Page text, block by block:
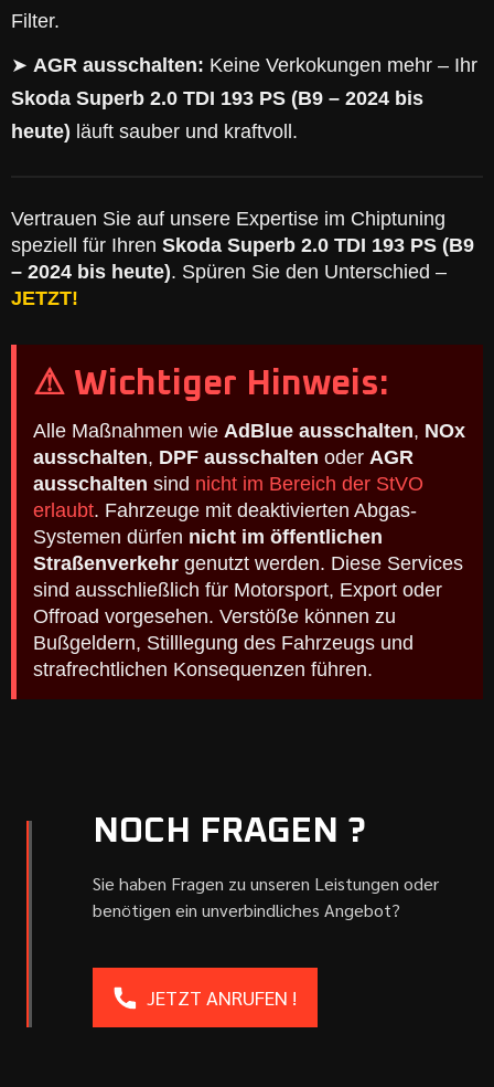
Filter.
➤ AGR ausschalten: Keine Verkokungen mehr – Ihr
Skoda Superb 2.0 TDI 193 PS (B9 – 2024 bis
heute) läuft sauber und kraftvoll.
Vertrauen Sie auf unsere Expertise im Chiptuning
speziell für Ihren Skoda Superb 2.0 TDI 193 PS (B9
– 2024 bis heute). Spüren Sie den Unterschied –
JETZT!
⚠ Wichtiger Hinweis:
Alle Maßnahmen wie AdBlue ausschalten, NOx
ausschalten, DPF ausschalten oder AGR
ausschalten sind nicht im Bereich der StVO
erlaubt. Fahrzeuge mit deaktivierten Abgas-
Systemen dürfen nicht im öffentlichen
Straßenverkehr genutzt werden. Diese Services
sind ausschließlich für Motorsport, Export oder
Offroad vorgesehen. Verstöße können zu
Bußgeldern, Stilllegung des Fahrzeugs und
strafrechtlichen Konsequenzen führen.
NOCH FRAGEN ?
Sie haben Fragen zu unseren Leistungen oder
benötigen ein unverbindliches Angebot?
JETZT ANRUFEN !